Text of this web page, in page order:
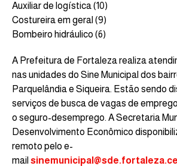
Auxiliar de logística (10)
Costureira em geral (9)
Bombeiro hidráulico (6)
A Prefeitura de Fortaleza realiza
nas unidades do Sine Municipal dos
Parquelândia e Siqueira. Estão sendo
serviços de busca de vagas de
o seguro-desemprego. A Secretaria
Desenvolvimento Econômico
remoto pelo e-
mail